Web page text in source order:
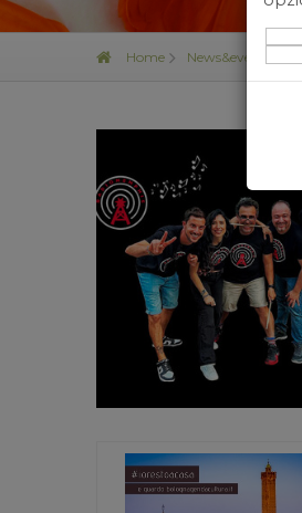
Home News&events